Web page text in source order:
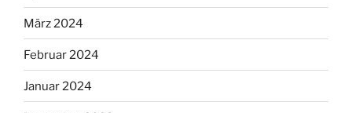
März 2024
Februar 2024
Januar 2024